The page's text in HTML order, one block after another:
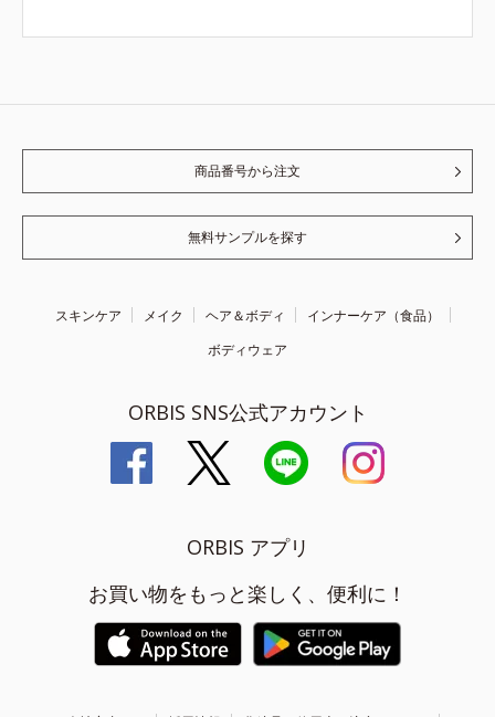
商品番号から注文
無料サンプルを探す
スキンケア メイク ヘア＆ボディ
インナーケア（食品）
ボディウェア
ORBIS SNS公式アカウント
ORBIS アプリ
お買い物をもっと楽しく、便利に！